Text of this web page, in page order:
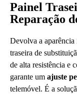
Painel
Reparação
Devolva a aparência
traseira de
de alta resistência e
garante um ajuste
telemóvel. É a